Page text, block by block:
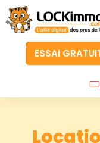
ESSAI